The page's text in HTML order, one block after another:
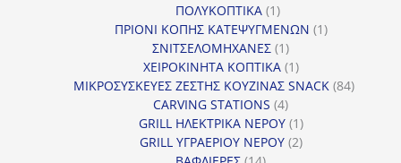
ΠΟΛΥΚΟΠΤΙΚΑ 11
προϊόν
ΠΡΙΟΝΙ ΚΟΠΗΣ ΚΑΤΕΨΥΓΜΕΝΩΝ 11
ΣΝΙΤΣΕΛΟΜΗΧΑΝΕΣ 11
προϊόν
ΧΕΙΡΟΚΙΝΗΤΑ ΚΟΠΤΙΚΑ 11
προϊόν
ΜΙΚΡΟΣΥΣΚΕΥΕΣ ΖΕΣΤΗΣ ΚΟΥΖΙΝΑΣ SNACK 8484
CARVING STATIONS 44
προϊόντα
GRILL ΗΛΕΚΤΡΙΚΑ ΝΕΡΟΥ 11
προϊόν
GRILL ΥΓΡΑΕΡΙΟΥ ΝΕΡΟΥ 22